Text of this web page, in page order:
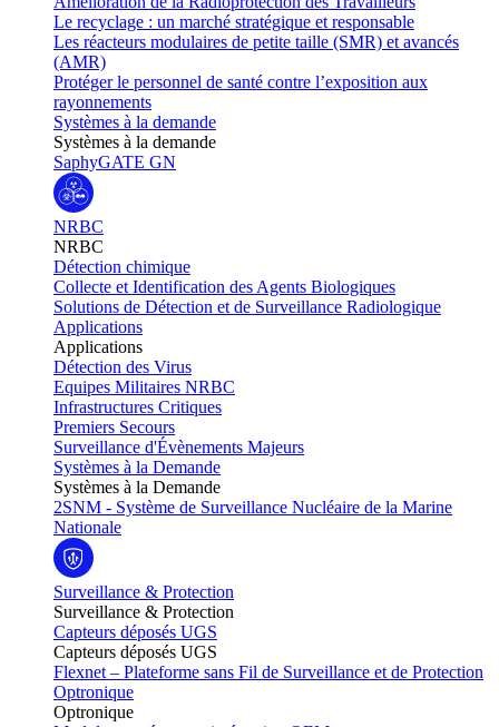
Le recyclage : un marché stratégique et responsable
Les réacteurs modulaires de petite taille (SMR) et avancés
(AMR)
Protéger le personnel de santé contre l’exposition aux
rayonnements
Systèmes à la demande
Systèmes à la demande
SaphyGATE GN
NRBC
NRBC
Détection chimique
Collecte et Identification des Agents Biologiques
Solutions de Détection et de Surveillance Radiologique
Applications
Applications
Détection des Virus
Equipes Militaires NRBC
Infrastructures Critiques
Premiers Secours
Surveillance d'Évènements Majeurs
Systèmes à la Demande
Systèmes à la Demande
2SNM - Système de Surveillance Nucléaire de la Marine
Nationale
Surveillance & Protection
Surveillance & Protection
Capteurs déposés UGS
Capteurs déposés UGS
Flexnet – Plateforme sans Fil de Surveillance et de Protection
Optronique
Optronique